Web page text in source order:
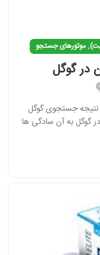
,موتورهای جستجو
در گوگل
0
نتیجه جستجوی گوگل
گوگل به آن سادگی ها